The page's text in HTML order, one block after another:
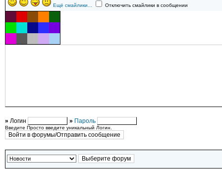
Ещё смайлики... Отключить смайлики в сообщении
» Логин » Пароль
Введите Просто введите уникальный Логин.